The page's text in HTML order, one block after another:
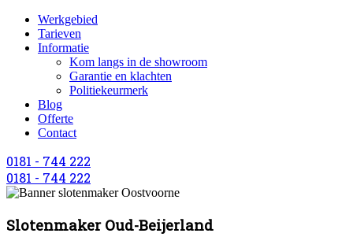
Werkgebied
Tarieven
Informatie
Kom langs in de showroom
Garantie en klachten
Politiekeurmerk
Blog
Offerte
Contact
0181 - 744 222
0181 - 744 222
Slotenmaker Oud-Beijerland